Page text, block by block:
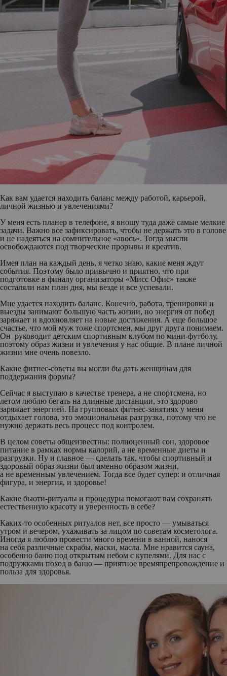
Как вам удается находить баланс между работой, карьерой,
личной жизнью и увлечениями?
У меня есть планер в телефоне, я вношу туда даже самые мелкие
задачи. Важно все зафиксировать, чтобы не держать это в голове
и не надеяться на сомнительное «авось». Тогда мысли
освобождаются под творческие прорывы и креатив.
Имея план на каждый день, я четко знаю, какие меня ждут
события. Поэтому было привычно и приятно, что при
подготовке в финалу организаторы «Мисс Офис» также
состаляли нам план дня, мы везде и все успевали.
Мне удается находить баланс. Конечно, работа, тренировки и
выезды занимают большую часть жизни, но энергия от побед
заряжает и вдохновляет на новые достижения. А еще большое
счастье, что мой муж тоже спортсмен, мы друг друга понимаем.
Он руководит детским спортивным клубом по мини-футболу,
поэтому образ жизни и увлечения у нас общие. В плане личной
жизни мне очень повезло.
Какие фитнес-советы вы могли бы дать женщинам для
поддержания формы?
Сейчас я выступаю в качестве тренера, а не спортсмена, но
летом люблю бегать на длинные дистанции, это здорово
заряжает энергией. На групповых фитнес-занятиях у меня
отдыхает голова, это эмоциональная разгрузка, потому что не
нужно держать весь процесс под контролем.
В целом советы общеизвестны: полноценный сон, здоровое
питание в рамках нормы калорий, а не временные диеты и
разгрузки. Ну и главное — сделать так, чтобы спортивный и
здоровый образ жизни был именно образом жизни,
а не временным увлечением. Тогда все будет супер: и отличная
фигура, и энергия, и здоровье!
Какие бьюти-ритуалы и процедуры помогают вам сохранять
естественную красоту и уверенность в себе?
Каких-то особенных ритуалов нет, все просто — умываться
утром и вечером, ухаживать за лицом по советам косметолога.
Иногда я люблю провести много времени в ванной, нанося
на себя различные скрабы, маски, масла. Мне нравится сауна,
особенно баню под открытым небом с купелями. Для нас с
подружками поход в баню — приятное времяпрепровождение и
польза для здоровья.